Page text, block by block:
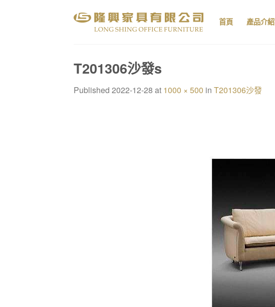
首頁 產品介紹
T201306沙發s
Published 2022-12-28 at 1000 × 500 in T201306沙發